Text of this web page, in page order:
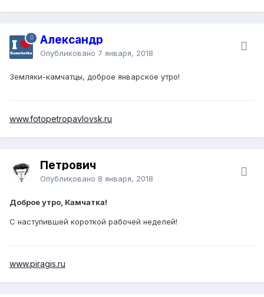
Александр
Опубликовано 7 января, 2018
Земляки-камчатцы, доброе январское утро!
www.fotopetropavlovsk.ru
Петрович
Опубликовано 8 января, 2018
Доброе утро, Камчатка!
С наступившей короткой рабочей неделей!
www.piragis.ru